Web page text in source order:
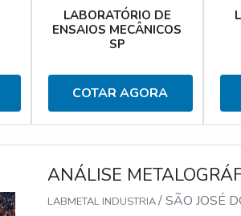
LABORATÓRIO DE
ENSAIOS MECÂNICOS
SP
COTAR AGORA
ANÁLISE
LABMETAL INDUSTRIA/ SÃO JOSÉ